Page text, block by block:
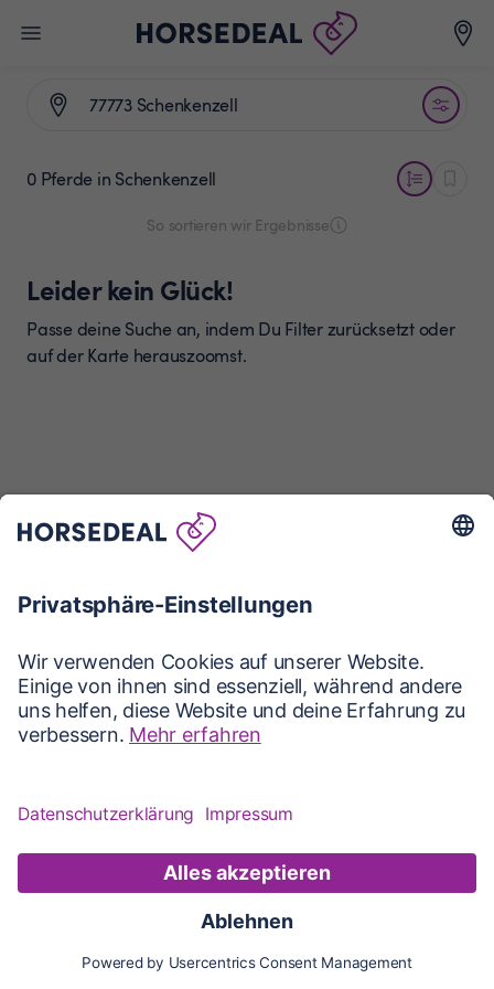
Karte Updates Konto
Karte
0 Pferde in Schenkenzell
So sortieren wir Ergebnisse
Leider kein Glück!
Passe deine Suche an, indem Du Filter zurücksetzt oder
auf der Karte herauszoomst.